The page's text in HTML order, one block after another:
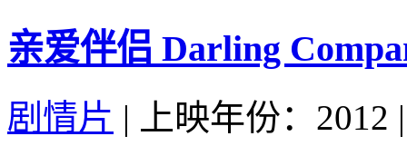
亲爱伴侣 Darling
剧情片 | 上映年份：2012 |